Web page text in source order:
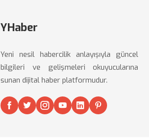
YHaber
Yeni nesil habercilik anlayışıyla güncel
bilgileri ve gelişmeleri okuyucularına
sunan dijital haber platformudur.